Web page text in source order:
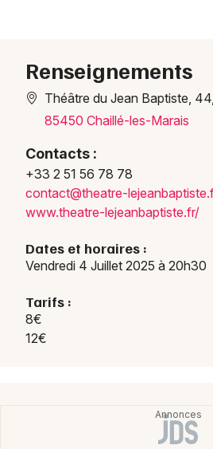
Magazine à La Rochelle
Choisir mes départements
Renseignements
Théâtre du Jean Baptiste,
85450 Chaillé-les-Marais
Contacts :
+33 2 51 56 78 78
contact@theatre-lejeanbaptiste
www.theatre-lejeanbaptiste.fr/
Dates et horaires :
Vendredi 4 Juillet 2025 à 20h30
Tarifs :
8€
12€